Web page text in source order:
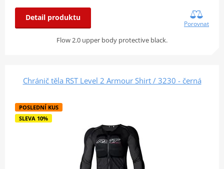
Detail produktu
Porovnat
Flow 2.0 upper body protective black.
Chránič těla RST Level 2 Armour Shirt / 3230 - černá
POSLEDNÍ KUS
SLEVA 10%